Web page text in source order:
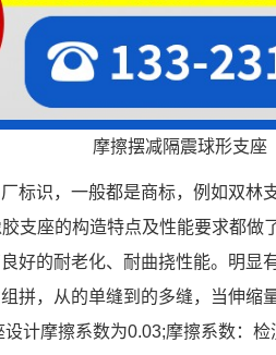
摩擦摆减隔震球形支座
标识，一般都是商标，例如双林
支座的构造特点及性能要求都做
好的耐老化、耐曲挠性能。明显
拼，从的单缝到的多缝，当伸缩
计摩擦系数为0.03;摩擦系数：